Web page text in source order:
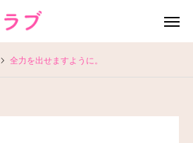
全力を出せますように。